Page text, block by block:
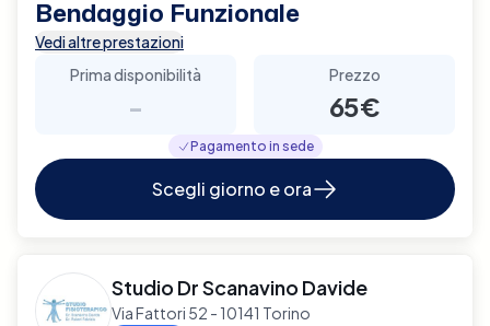
Bendaggio Funzionale
Vedi altre prestazioni
Prima disponibilità
-
Prezzo
65€
Pagamento in sede
Scegli giorno e ora
Studio Dr Scanavino Davide
Via Fattori 52 - 10141 Torino